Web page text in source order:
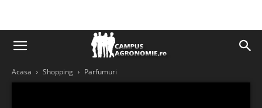
Acasa Shopping Parfumuri